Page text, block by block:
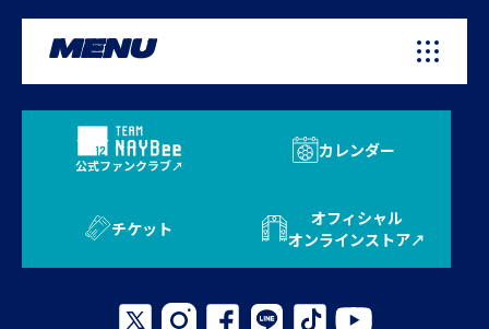
MENU
公式ファンクラブ
カレンダー
チケット
オフィシャル
オンラインストア